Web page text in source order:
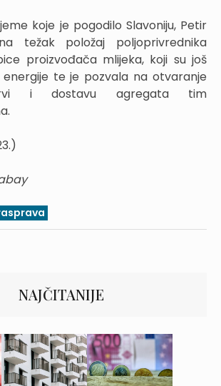
koje je pogodilo Slavoniju, Petir
težak položaj poljoprivrednika
proizvođača mlijeka, koji su još
te je pozvala na otvaranje
i dostavu agregata tim
NAJČITANIJE